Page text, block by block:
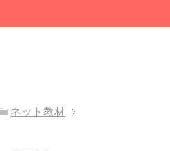
ネット教材